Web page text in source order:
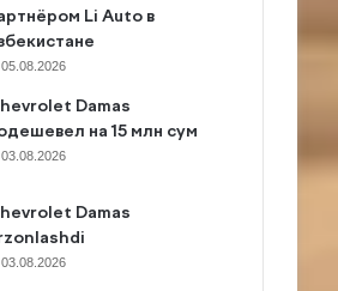
Li Auto в
05.08.2026
Damas
на 15 млн сум
03.08.2026
Damas
03.08.2026